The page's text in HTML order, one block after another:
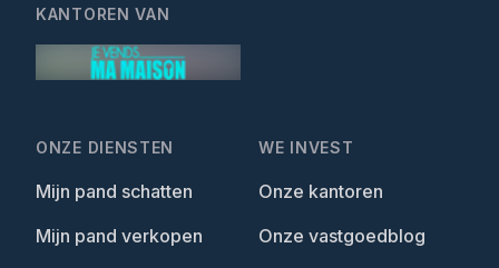
ONZE DIENSTEN
Mijn pand schatten
Mijn pand verkopen
WE INVEST
Onze kantoren
Onze vastgoedblog
KANTOREN VAN